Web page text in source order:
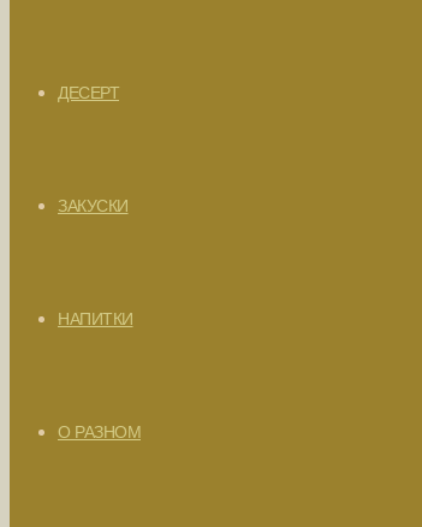
ДЕСЕРТ
ЗАКУСКИ
НАПИТКИ
О РАЗНОМ